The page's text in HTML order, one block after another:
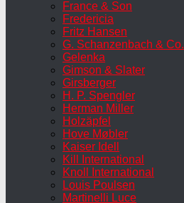
France & Son
Fredericia
Fritz Hansen
G. Schanzenbach & Co.
Gelenka
Gimson & Slater
Girsberger
H. P. Spengler
Herman Miller
Holzäpfel
Hove Møbler
Kaiser Idell
Kill International
Knoll International
Louis Poulsen
Martinelli Luce